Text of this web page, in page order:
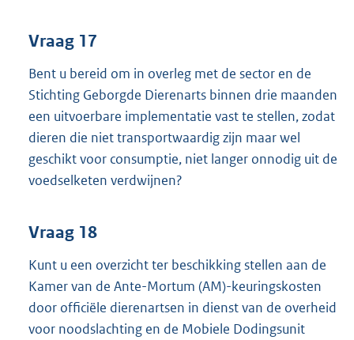
Vraag 17
Bent u bereid om in overleg met de sector en de
Stichting Geborgde Dierenarts binnen drie maanden
een uitvoerbare implementatie vast te stellen, zodat
dieren die niet transportwaardig zijn maar wel
geschikt voor consumptie, niet langer onnodig uit de
voedselketen verdwijnen?
Vraag 18
Kunt u een overzicht ter beschikking stellen aan de
Kamer van de Ante-Mortum (AM)-keuringskosten
door officiële dierenartsen in dienst van de overheid
voor noodslachting en de Mobiele Dodingsunit